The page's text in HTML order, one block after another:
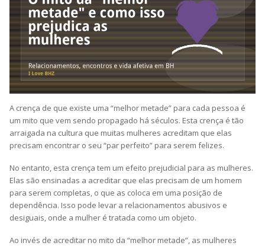
A crença de que existe uma “melhor metade” para cada pessoa é
um mito que vem sendo propagado há séculos. Esta crença é tão
arraigada na cultura que muitas mulheres acreditam que elas
precisam encontrar o seu “par perfeito” para serem felizes.
No entanto, esta crença tem um efeito prejudicial para as mulheres.
Elas são ensinadas a acreditar que elas precisam de um homem
para serem completas, o que as coloca em uma posição de
dependência. Isso pode levar a relacionamentos abusivos e
desiguais, onde a mulher é tratada como um objeto.
Ao invés de acreditar no mito da “melhor metade”, as mulheres